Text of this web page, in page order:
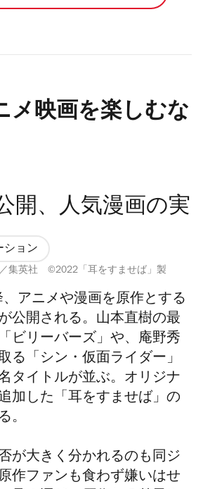
メ映画を楽しむな
開、人気漫画の実
ション
集英社 ©︎2022「耳をすませば」製
アニメや漫画を原作とする
公開される。山本直樹の最
ビリーバーズ」や、庵野秀
る「シン・仮面ライダー」
タイトルが並ぶ。オリジナ
加した「耳をすませば」の
。
が大きく分かれるのも同ジ
作ファンも食わず嫌いはせ